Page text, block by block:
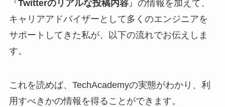
『Twitterのリアルな投稿内容』の情報を加えて、
キャリアアドバイザーとして多くのエンジニアを
サポートしてきた私が、以下の流れでお伝えしま
す。
これを読めば、TechAcademyの実態がわかり、利
用すべきかの情報を得ることができます。